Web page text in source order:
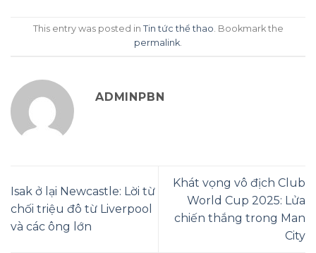
This entry was posted in Tin tức thể thao . Bookmark the
permalink
ADMINPBN
Isak ở lại Newcastle: Lời từ
chối triệu đô từ Liverpool
và các ông lớn
Khát vọng vô địch Club
World Cup 2025: Lửa
chiến thắng trong Man
City